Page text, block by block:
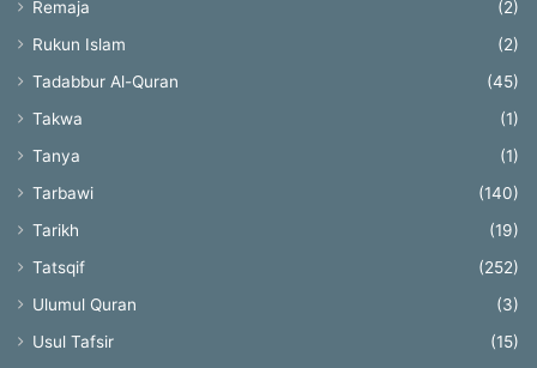
Remaja
(2)
Rukun Islam
(2)
Tadabbur Al-Quran
(45)
Takwa
(1)
Tanya
(1)
Tarbawi
(140)
Tarikh
(19)
Tatsqif
(252)
Ulumul Quran
(3)
Usul Tafsir
(15)